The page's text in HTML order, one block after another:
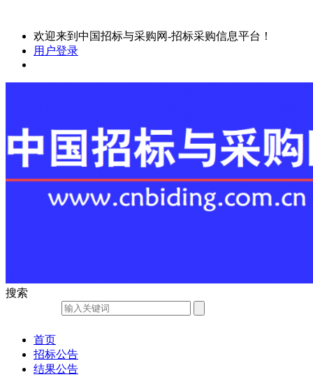
欢迎来到中国招标与采购网-招标采购信息平台！
用户登录
搜索
首页
招标公告
结果公告